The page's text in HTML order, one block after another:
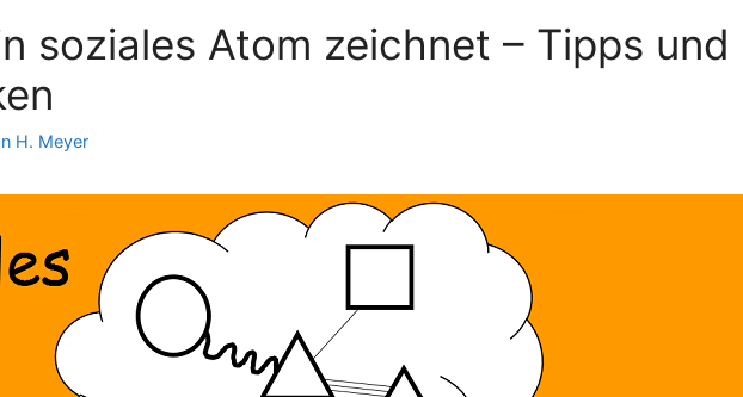
soziales Atom zeichnet – Tipps und
H. Meyer